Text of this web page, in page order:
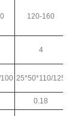
120-160
4
25*50*110/125
0.18